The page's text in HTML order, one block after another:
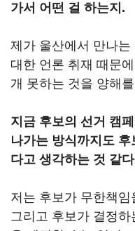
가서 어떤 걸 하는지.
제가 울산에서 만나는
대한 언론 취재 때문
개 못하는 것을 양해
지금 후보의 선거 캠
나가는 방식까지도
다고 생각하는 것 같
저는 후보가 무한책
그리고 후보가 결정